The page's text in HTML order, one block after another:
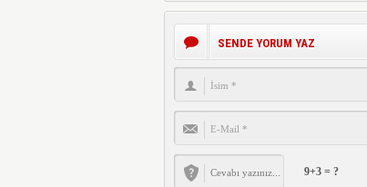
SENDE YORUM YAZ
9+3 = ?